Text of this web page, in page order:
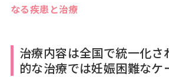
なる疾患と治療
治療内容は全国で統一化さ
的な治療では妊娠困難なケ